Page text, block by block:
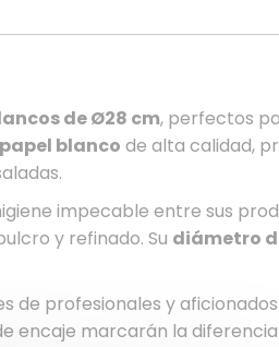
de Ø28 cm, perfectos
papel blanco de alta calidad,
impecable entre sus
y refinado. Su diámetro
de profesionales y
encaje marcarán la